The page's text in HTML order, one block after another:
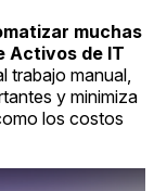
muchas
Activos de IT
trabajo manual,
y minimiza
los costos